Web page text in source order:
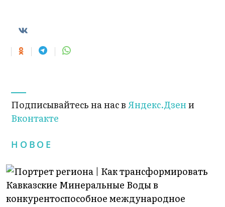
Подписывайтесь на нас вЯндекс.Дзени
Вконтакте
НОВОЕ